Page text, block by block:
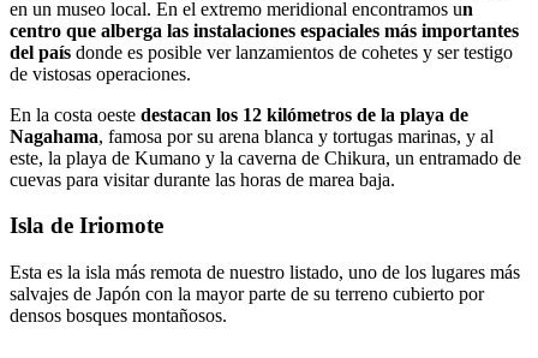
en un museo local. En el extremo meridional encontramos un
centro que alberga las instalaciones espaciales más importantes
del país donde es posible ver lanzamientos de cohetes y ser testigo
de vistosas operaciones.
En la costa oeste destacan los 12 kilómetros de la playa de
Nagahama, famosa por su arena blanca y tortugas marinas, y al
este, la playa de Kumano y la caverna de Chikura, un entramado de
cuevas para visitar durante las horas de marea baja.
Isla de Iriomote
Esta es la isla más remota de nuestro listado, uno de los lugares más
salvajes de Japón con la mayor parte de su terreno cubierto por
densos bosques montañosos.